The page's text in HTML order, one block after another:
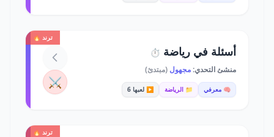
ترند 🔥
أسئلة في رياضة ⏱️
منشئ التحدي:مجهول (مبتدئ)
🧠 معرفي 📁 الرياضة ▶️ لعبها 6 ⚔️
ترند 🔥